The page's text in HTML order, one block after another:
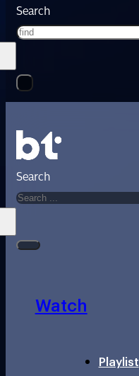
Search
Search
Watch
Playlist